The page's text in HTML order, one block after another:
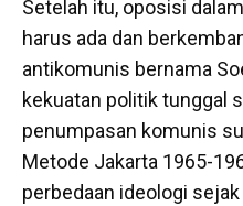
Setelah itu, oposisi
harus ada dan
antikomunis bernama
kekuatan politik tunggal
penumpasan komunis
Metode Jakarta 1965-
perbedaan ideologi